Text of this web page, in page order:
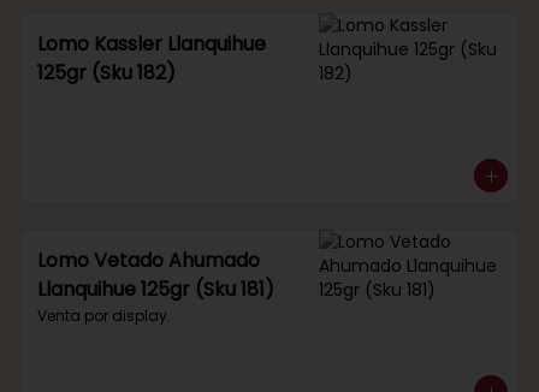
Lomo Kassler Llanquihue
125gr (Sku 182)
Lomo Vetado Ahumado
Llanquihue 125gr (Sku 181)
Venta por display.